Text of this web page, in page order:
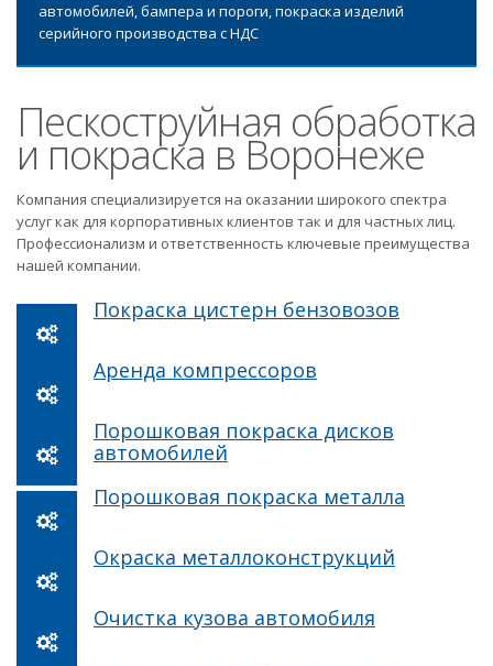
автомобилей, бампера и пороги, покраска изделий
серийного производства с НДС
Пескоструйная обработка
и покраска в Воронеже
Компания специализируется на оказании широкого спектра
услуг как для корпоративных клиентов так и для частных лиц.
Профессионализм и ответственность ключевые преимущества
нашей компании.
Покраска цистерн бензовозов
Аренда компрессоров
Порошковая покраска дисков
автомобилей
Порошковая покраска металла
Окраска металлоконструкций
Очистка кузова автомобиля